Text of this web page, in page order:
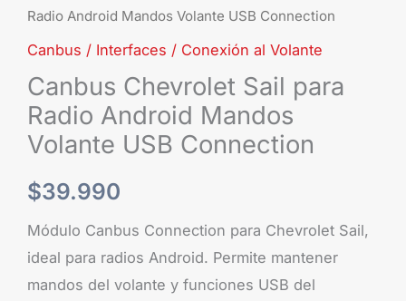
Radio Android Mandos Volante USB Connection
Canbus / Interfaces / Conexión al Volante
Canbus Chevrolet Sail para
Radio Android Mandos
Volante USB Connection
$39.990
Módulo Canbus Connection para Chevrolet Sail,
ideal para radios Android. Permite mantener
mandos del volante y funciones USB del